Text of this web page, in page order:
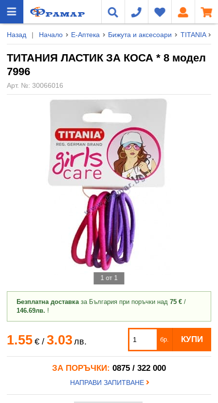
Назад | Начало Е-Аптека Бижута и аксесоари TITANIA
ТИТАНИЯ ЛАСТИК ЗА КОСА * 8 модел
7996
Арт. №: 30066016
1 от 1
Безплатна доставказа България при поръчки над 75 € /
146.69лв. !
1.55 €/ 3.03 лв. бр. КУПИ
ЗА ПОРЪЧКИ: 0875 / 322 000
НАПРАВИ ЗАПИТВАНЕ